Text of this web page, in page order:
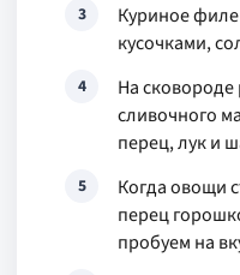
3
Куриное
кусочками,
4
На сковороде
сливочного
перец, лук и
5
Когда овощи
перец
пробуем на